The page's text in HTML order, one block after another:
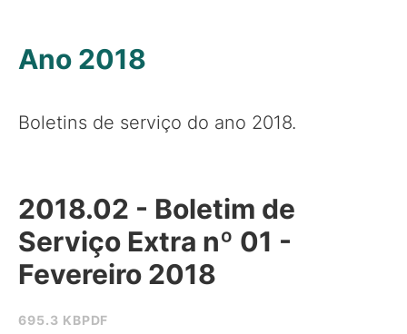
Ano 2018
Boletins de serviço do ano 2018.
695.3 KBPDF
2018.02 - Boletim de
Serviço Extra nº 01 -
Fevereiro 2018